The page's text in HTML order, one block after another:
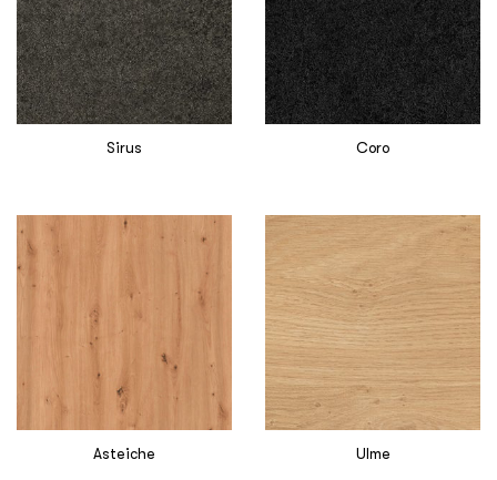
Sirus Coro
Asteiche Ulme